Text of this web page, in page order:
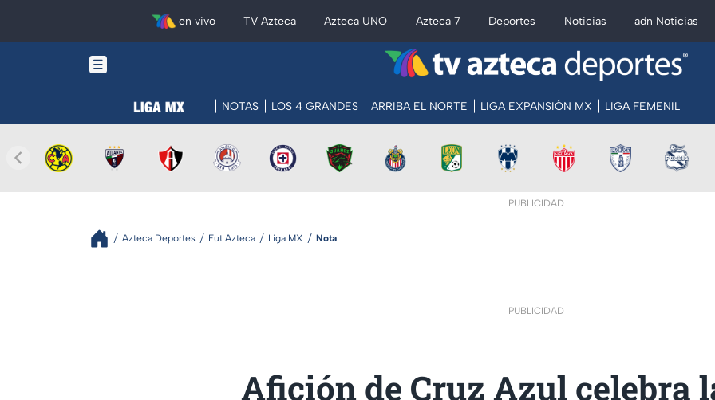
en vivo TV Azteca Azteca UNO Azteca 7 Deportes Noticias adn Noticias
NOTAS LOS 4 GRANDES ARRIBA EL NORTE LIGA EXPANSIÓN MX LIGA FEMENIL
PUBLICIDAD
Azteca Deportes Fut Azteca Liga MX Nota
PUBLICIDAD
Afición de Cruz Azul celebra